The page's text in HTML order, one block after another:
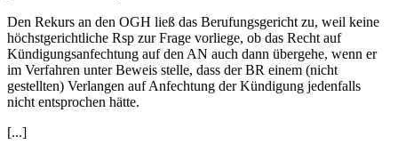
Den Rekurs an den OGH ließ das Berufungsgericht zu, weil keine
höchstgerichtliche Rsp zur Frage vorliege, ob das Recht auf
Kündigungsanfechtung auf den AN auch dann übergehe, wenn er
im Verfahren unter Beweis stelle, dass der BR einem (nicht
gestellten) Verlangen auf Anfechtung der Kündigung jedenfalls
nicht entsprochen hätte.
[...]